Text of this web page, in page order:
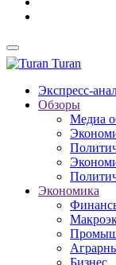
Turan
Экспресс-
Обзоры
Медиа
Экономика
Бизнес